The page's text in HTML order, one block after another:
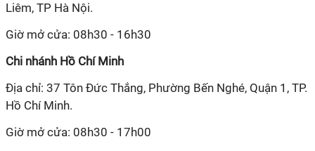
Liêm, TP Hà Nội.
Giờ mở cửa: 08h30 - 16h30
Chi nhánh Hồ Chí Minh
Địa chỉ: 37 Tôn Đức Thắng, Phường Bến Nghé, Quận 1, TP.
Hồ Chí Minh.
Giờ mở cửa: 08h30 - 17h00